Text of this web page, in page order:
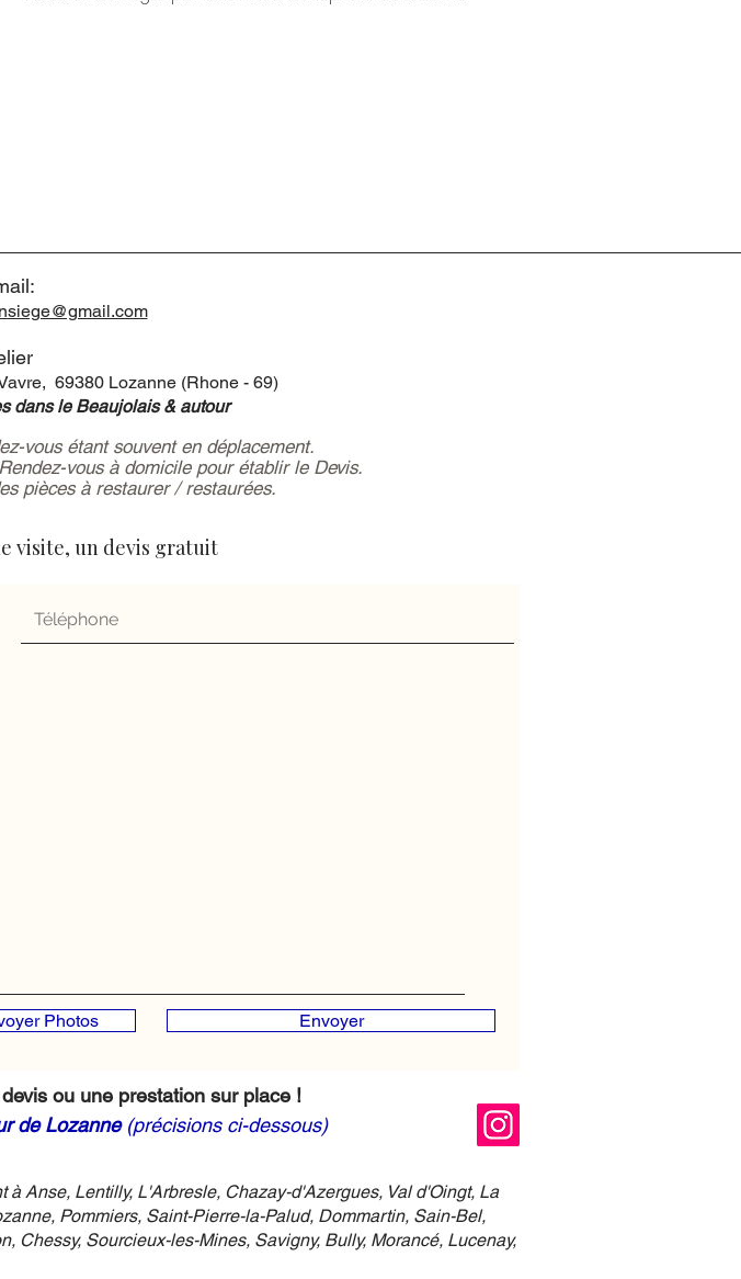
69380 Lozanne (Rhone - 69)
dans le Beaujolais & autour
vous étant souvent en déplacement.
vous à domicile pour établir le Devis.
pièces à restaurer / restaurées.
visite, un devis gratuit
Photos Envoyer
ou une prestation sur place !
de Lozanne (précisions ci-dessous)
Anse, Lentilly, L'Arbresle, Chazay-d'Azergues, Val d'Oingt, La
Pommiers, Saint-Pierre-la-Palud, Dommartin, Sain-Bel,
Chessy, Sourcieux-les-Mines, Savigny, Bully, Morancé, Lucenay,